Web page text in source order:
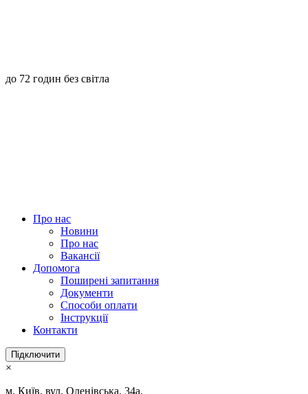
до 72 годин без світла
Про нас
Новини
Про нас
Вакансії
Допомога
Поширені запитання
Документи
Способи оплати
Інструкції
Контакти
Підключити
×
м. Київ, вул. Оленівська, 34а,